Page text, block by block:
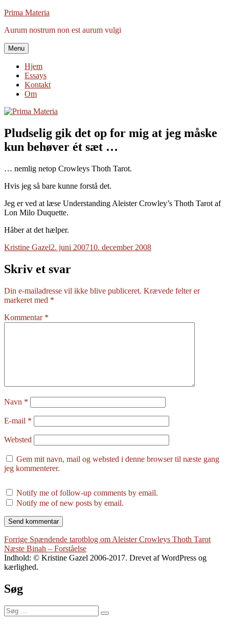
Videre
indhold
Prima Materia
Aurum nostrum non est aurum vulgi
Menu
Hjem
Essays
Kontakt
Om
Pludselig gik det op for mig at jeg måske
kun behøver ét sæt …
… nemlig netop Crowleys Thoth Tarot.
Hvis jeg så bare kunne forstå det.
Jeg er ved at læse Understanding Aleister Crowley’s Thoth Tarot af
Lon Milo Duquette.
Håber at det hælper.
Forfatter
Kristine GazelUdgivet
2. juni 200710. december 2008
Skriv et svar
Din e-mailadresse vil ikke blive publiceret. Krævede felter er
markeret med *
Kommentar *
Navn *
E-mail *
Websted
Gem mit navn, mail og websted i denne browser til næste gang
jeg kommenterer.
Notify me of follow-up comments by email.
Notify me of new posts by email.
Indlægsnavigation
Forrige Forrige
indlæg:
Spændende tarotblog om Aleister Crowleys Thoth Tarot
Næste Næste
indlæg:
Binah – Forståelse
Indhold: © Kristine Gazel 2006-2017. Drevet af WordPress og
kærlighed.
Søg
Søg
efter:
Søg